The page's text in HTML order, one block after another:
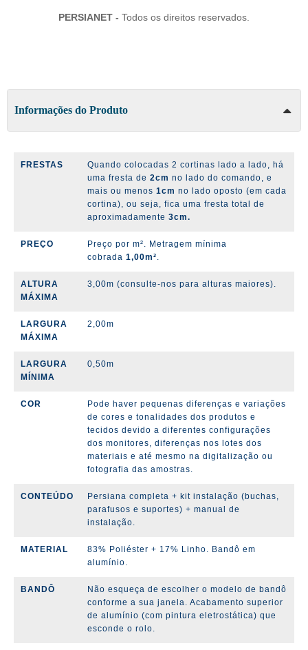
PERSIANET - Todos os direitos reservados.
Informações do Produto
FRESTAS
Quando colocadas 2 cortinas lado a lado, há
uma fresta de 2cm no lado do comando, e
mais ou menos 1cm no lado oposto (em cada
cortina), ou seja, fica uma fresta total de
aproximadamente 3cm.
PREÇO
Preço por m². Metragem mínima
cobrada 1,00m².
ALTURA
MÁXIMA
3,00m (consulte-nos para alturas maiores).
LARGURA
MÁXIMA
2,00m
LARGURA
MÍNIMA
0,50m
COR
Pode haver pequenas diferenças e variações
de cores e tonalidades dos produtos e
tecidos devido a diferentes configurações
dos monitores, diferenças nos lotes dos
materiais e até mesmo na digitalização ou
fotografia das amostras.
CONTEÚDO Persiana completa + kit instalação (buchas,
parafusos e suportes) + manual de
instalação.
MATERIAL 83% Poliéster + 17% Linho. Bandô em
alumínio.
BANDÔ
Não esqueça de escolher o modelo de bandô
conforme a sua janela. Acabamento superior
de alumínio (com pintura eletrostática) que
esconde o rolo.